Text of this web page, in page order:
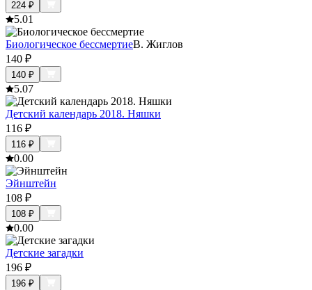
224 ₽
5.01
Биологическое бессмертиеВ. Жиглов
140 ₽
140 ₽
5.07
Детский календарь 2018. Няшки
116 ₽
116 ₽
0.00
Эйнштейн
108 ₽
108 ₽
0.00
Детские загадки
196 ₽
196 ₽